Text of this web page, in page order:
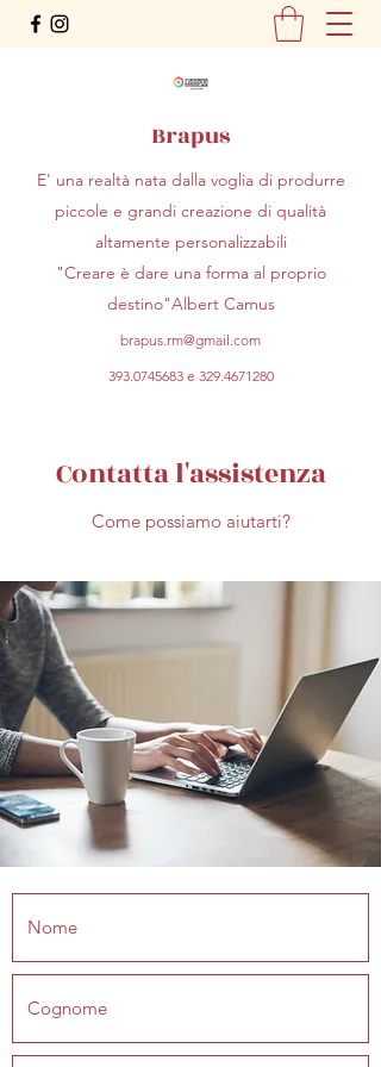
Brapus
E' una realtà nata dalla voglia di produrre
piccole e grandi creazione di qualità
altamente personalizzabili
"Creare è dare una forma al proprio
destino"Albert Camus
brapus.rm@gmail.com
393.0745683e 329.4671280
Contatta l'assistenza
Come possiamo aiutarti?